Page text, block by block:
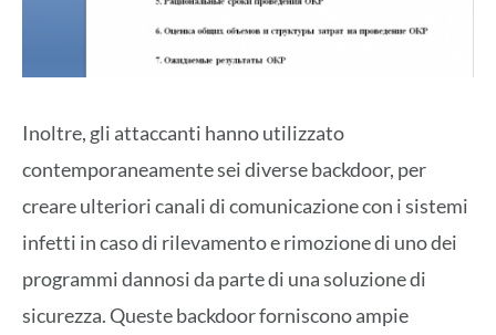
Inoltre, gli attaccanti hanno utilizzato
contemporaneamente sei diverse backdoor, per
creare ulteriori canali di comunicazione con i sistemi
infetti in caso di rilevamento e rimozione di uno dei
programmi dannosi da parte di una soluzione di
sicurezza. Queste backdoor forniscono ampie